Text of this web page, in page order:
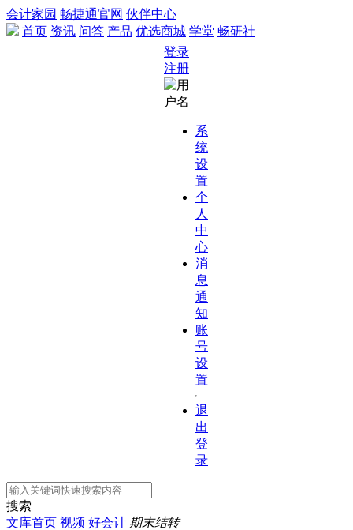
会计家园 畅捷通官网 伙伴中心
首页 资讯 问答 产品 优选商城 学堂 畅研社
登录
注册
系
统
设
置
个
人
中
心
消
息
通
知
账
号
设
置
退
出
登
录
搜索
文库首页 视频 好会计 期末结转